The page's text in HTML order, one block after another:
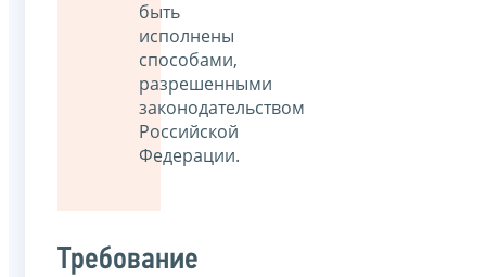
быть
исполнены
способами,
разрешенными
законодательством
Российской
Федерации.
Требование